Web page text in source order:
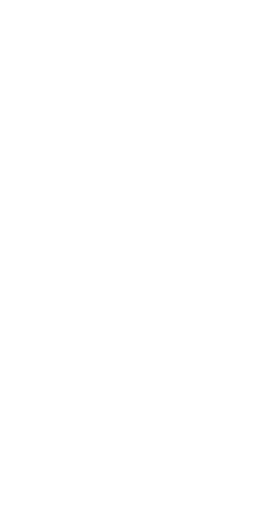
книг по
шаолиньских
фу за 2004 и 2007
(Малайзия)[2].
Federation
(ФШБИ, Россия, с
цивилизации,
в Москве 5
работа
старший научный
Азии.
диссертация
изучение
и западными
в РУДН. В
министра
интересов
долгого
Китае. Им
культурной и
материалов
с 1994 г. ведет
ушу